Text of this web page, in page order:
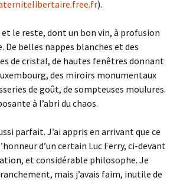
).
le reste, dont un bon vin, à profusion
De belles nappes blanches et des
de cristal, de hautes fenêtres donnant
des miroirs monumentaux
de goût, de sompteuses moulures.
à l’abri du chaos.
parfait. J’ai appris en arrivant que ce
d’un certain Luc Ferry, ci-devant
et considérable philosophe. Je
mais j’avais faim, inutile de